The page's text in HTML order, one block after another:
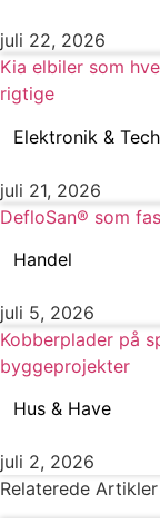
juli 22, 2026
Kia elbiler som
rigtige
Elektronik & Tech
juli 21, 2026
DefloSan® som
Handel
juli 5, 2026
Kobberplader på
byggeprojekter
Hus & Have
juli 2, 2026
Relaterede Artikler